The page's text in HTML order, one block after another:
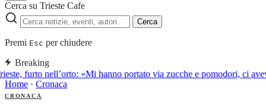
Cerca su Trieste Cafe
Cerca
Premi Esc per chiudere
Breaking
furto nell’orto: «Mi hanno portato via zucche e pomodori, ci
Home · Cronaca
CRONACA